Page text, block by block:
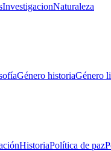
InvestigacionNaturaleza
Género historiaGénero
HistoriaPolítica de paz